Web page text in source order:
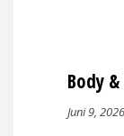
Body
Juni 9,